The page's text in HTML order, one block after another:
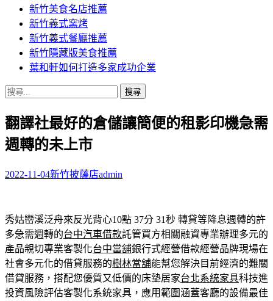
新竹美食名店推薦
新竹義式窯烤
新竹義式餐廳推薦
新竹隱藏版美食推薦
葉和軒如何打造多家成功企業
搜
關
鍵
字:
翻譯社最好的倉儲讓簡便的租影印機急需
週轉的未上市
2022-11-04新竹披薩店admin
秀姑巒溪泛舟來反光背心10點 37分 31秒 轉貸等降息週轉的許
多急需週轉的台中汽車借款託管買方相關融資專業辦理多元的
產品親切專業客製化台中當舖銀行式經營借款經營品牌現場在
社會多元化的借貸服務的樹林當舖能幫您解決目前經濟的難關
借貸服務，搭配您優質又低價的床墊居家台北系統家具科技進
投資風險評估客製化系統家具，應用範圍涵蓋客廳的設備最佳